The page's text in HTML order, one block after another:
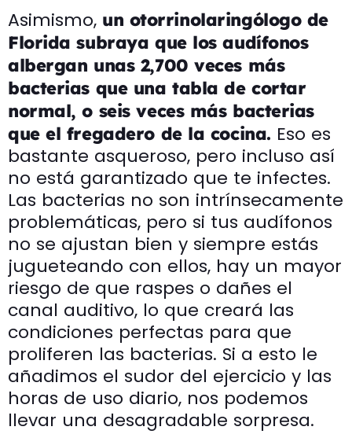
Asimismo, un otorrinolaringólogo de
Florida subraya que los audífonos
albergan unas 2,700 veces más
bacterias que una tabla de cortar
normal, o seis veces más bacterias
que el fregadero de la cocina. Eso es
bastante asqueroso, pero incluso así
no está garantizado que te infectes.
Las bacterias no son intrínsecamente
problemáticas, pero si tus audífonos
no se ajustan bien y siempre estás
jugueteando con ellos, hay un mayor
riesgo de que raspes o dañes el
canal auditivo, lo que creará las
condiciones perfectas para que
proliferen las bacterias. Si a esto le
añadimos el sudor del ejercicio y las
horas de uso diario, nos podemos
llevar una desagradable sorpresa.